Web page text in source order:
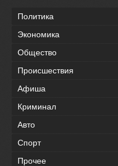
Политика
Экономика
Общество
Происшествия
Афиша
Криминал
Авто
Спорт
Прочее